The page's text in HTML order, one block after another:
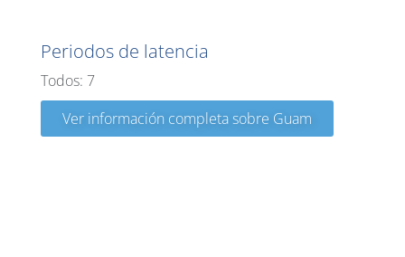
Periodos de latencia
Todos: 7
Ver información completa sobre Guam